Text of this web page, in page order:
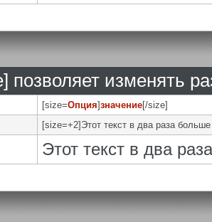
позволяет изменять
[size=Опция]значение[/size]
[size=+2]Этот текст в два раза
Этот текст в два